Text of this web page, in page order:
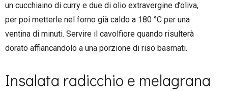
un cucchiaino di curry e due di olio extravergine d’oliva,
per poi metterle nel forno già caldo a 180 °C per una
ventina di minuti. Servire il cavolfiore quando risulterà
dorato affiancandolo a una porzione di riso basmati.
Insalata radicchio e melagrana